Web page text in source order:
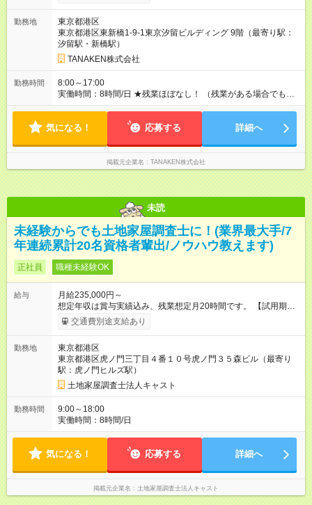
支給） ◆休日出勤手当 ◆職能手当（月額）：監理技術者／3万
／1万円、2級建築士・建築施工管理技士・土木施工管理技士・
建設機械施工管理技士／1万円、1級建築士・建築施工管理技
士・土木施工管理技士・建設機械施工管理技士／2万円 ※上限
2万円 ◆家族手当（月額）：扶養する18歳未満の子1人につき2万
円（人数制限なし） ◆家賃手当（月額）：新卒最長8年間、上限
3万円（その他条件あり） 【試用期間】試用期間あり 試用期間
の長さ：3ヶ月 雇用形態、給与は本採用時と同じです。
勤務地
東京都港区
東京都港区東新橋1-9-1東京汐留ビルディング 9階（最寄り駅：
汐留駅・新橋駅）
TANAKEN株式会社
勤務時間
8:00～17:00
実働時間：8時間/日 ★残業ほぼなし！ （残業がある場合でも、1
日1時間程度）
気になる！ 応募する 詳細へ
掲載元企業名 TANAKEN株式会社
未読
未経験からでも土地家屋調査士に！(業界最大手/7
年連続累計20名資格者輩出/ノウハウ教えます)
正社員 職種未経験OK
給与
月給235,000円～
想定年収は賞与実績込み、残業想定月20時間です。 【試用期
間】試用期間あり 試用期間の長さ：3ヶ月 ※ 雇用形態と給与
に、本採用時と異なる部分があります。 雇用形態：本採用時と
交通費別途支給あり
勤務地
東京都港区
東京都港区虎ノ門三丁目４番１０号虎ノ門３５森ビル（最寄り
駅：虎ノ門ヒルズ駅）
土地家屋調査士法人キャスト
勤務時間
9:00～18:00
実働時間：8時間/日
気になる！ 応募する 詳細へ
掲載元企業名 土地家屋調査士法人キャスト